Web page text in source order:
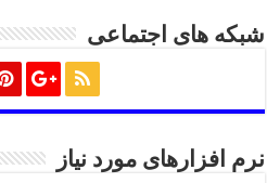
شبکه های اجتماعی
نرم افزارهای مورد نیاز